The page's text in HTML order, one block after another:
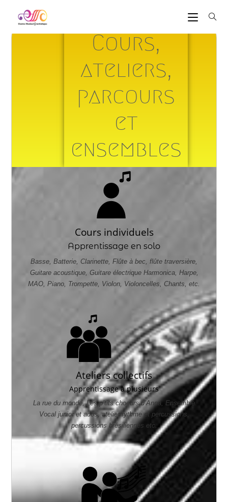
Cours,
ateliers,
parcours
et
ensembles
Cours individuels
Apprentissage en solo
Basse, Batterie, Clarinette, Flûte à bec, flûte traversière,
Guitare acoustique, Guitare électrique Harmonica, Harpe,
MAO, Piano, Trompette, Violon, Violoncelles, Chants, etc.
Ateliers collectifs
Apprentissage à plusieurs
La rue du monde, Les p’tits choeurs d’Anna, Ensemble
Vocal junior et ados, atelier rythme et percussions,
percussions brésiliennes etc.